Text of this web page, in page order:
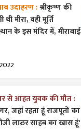
उदाहरण :श्रीकृष्ण की
मीरा, वही मूर्ति
के इस मंदिर में, मीराबाई
से आहत युवक की मौत :
जहां रहता हूं राजपूतों का
लाठर साहब का खास हूं'